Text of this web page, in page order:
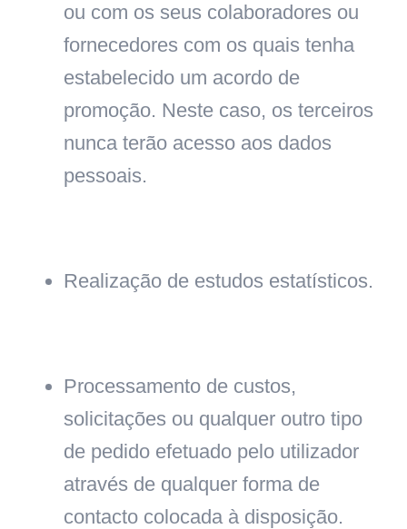
ou com os seus colaboradores ou
fornecedores com os quais tenha
estabelecido um acordo de
promoção. Neste caso, os terceiros
nunca terão acesso aos dados
pessoais.
Realização de estudos estatísticos.
Processamento de custos,
solicitações ou qualquer outro tipo
de pedido efetuado pelo utilizador
através de qualquer forma de
contacto colocada à disposição.